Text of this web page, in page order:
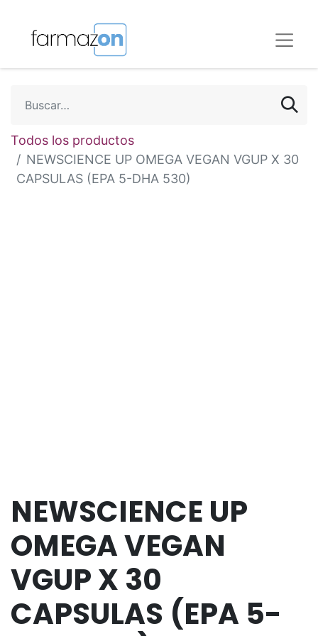
Todos los productos
NEWSCIENCE UP OMEGA VEGAN VGUP X 30
CAPSULAS (EPA 5-DHA 530)
NEWSCIENCE UP
OMEGA VEGAN
VGUP X 30
CAPSULAS (EPA 5-